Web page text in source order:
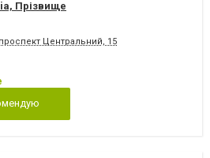
Прізвище
Центральний, 15